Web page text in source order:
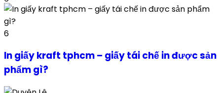
6
In giấy kraft tphcm – giấy tái chế in được sản
phẩm gì?